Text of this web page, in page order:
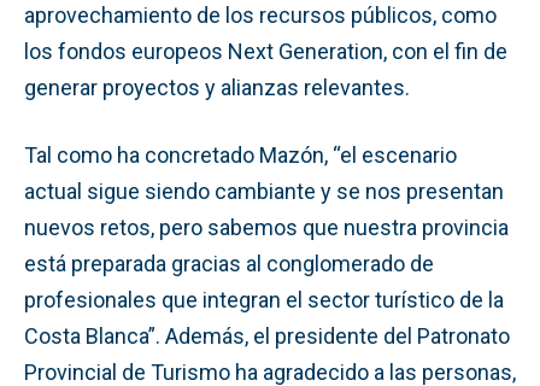
aprovechamiento de los recursos públicos, como
los fondos europeos Next Generation, con el fin de
generar proyectos y alianzas relevantes.
Tal como ha concretado Mazón, “el escenario
actual sigue siendo cambiante y se nos presentan
nuevos retos, pero sabemos que nuestra provincia
está preparada gracias al conglomerado de
profesionales que integran el sector turístico de la
Costa Blanca”. Además, el presidente del Patronato
Provincial de Turismo ha agradecido a las personas,